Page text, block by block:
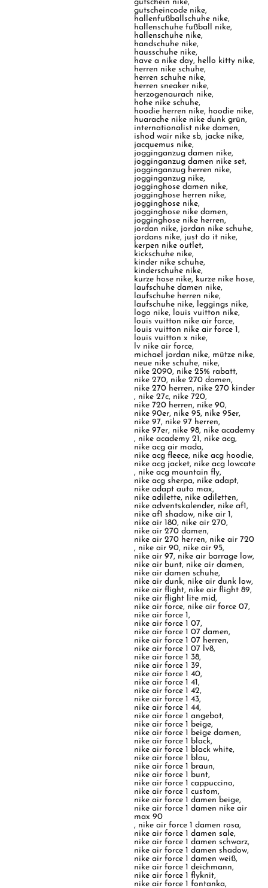
gutschein nike,
gutscheincode nike,
hallenfußballschuhe nike,
hallenschuhe fußball nike,
hallenschuhe nike,
handschuhe nike,
hausschuhe nike,
have a nike day, hello kitty nike,
herren nike schuhe,
herren schuhe nike,
herren sneaker nike,
herzogenaurach nike,
hohe nike schuhe,
hoodie herren nike, hoodie nike,
huarache nike nike dunk grün,
internationalist nike damen,
ishod wair nike sb, jacke nike,
jacquemus nike,
jogginganzug damen nike,
jogginganzug damen nike set,
jogginganzug herren nike,
jogginganzug nike,
jogginghose damen nike,
jogginghose herren nike,
jogginghose nike,
jogginghose nike damen,
jogginghose nike herren,
jordan nike, jordan nike schuhe,
jordans nike, just do it nike,
kerpen nike outlet,
kickschuhe nike,
kinder nike schuhe,
kinderschuhe nike,
kurze hose nike, kurze nike hose,
laufschuhe damen nike,
laufschuhe herren nike,
laufschuhe nike, leggings nike,
logo nike, louis vuitton nike,
louis vuitton nike air force,
louis vuitton nike air force 1,
louis vuitton x nike,
lv nike air force,
michael jordan nike, mütze nike,
neue nike schuhe, nike,
nike 2090, nike 25% rabatt,
nike 270, nike 270 damen,
nike 270 herren, nike 270 kinder
, nike 27c, nike 720,
nike 720 herren, nike 90,
nike 90er, nike 95, nike 95er,
nike 97, nike 97 herren,
nike 97er, nike 98, nike academy
, nike academy 21, nike acg,
nike acg air mada,
nike acg fleece, nike acg hoodie,
nike acg jacket, nike acg lowcate
, nike acg mountain fly,
nike acg sherpa, nike adapt,
nike adapt auto max,
nike adilette, nike adiletten,
nike adventskalender, nike af1,
nike af1 shadow, nike air 1,
nike air 180, nike air 270,
nike air 270 damen,
nike air 270 herren, nike air 720
, nike air 90, nike air 95,
nike air 97, nike air barrage low,
nike air bunt, nike air damen,
nike air damen schuhe,
nike air dunk, nike air dunk low,
nike air flight, nike air flight 89,
nike air flight lite mid,
nike air force, nike air force 07,
nike air force 1,
nike air force 1 07,
nike air force 1 07 damen,
nike air force 1 07 herren,
nike air force 1 07 lv8,
nike air force 1 38,
nike air force 1 39,
nike air force 1 40,
nike air force 1 41,
nike air force 1 42,
nike air force 1 43,
nike air force 1 44,
nike air force 1 angebot,
nike air force 1 beige,
nike air force 1 beige damen,
nike air force 1 black,
nike air force 1 black white,
nike air force 1 blau,
nike air force 1 braun,
nike air force 1 bunt,
nike air force 1 cappuccino,
nike air force 1 custom,
nike air force 1 damen beige,
nike air force 1 damen nike air
max 90
, nike air force 1 damen rosa,
nike air force 1 damen sale,
nike air force 1 damen schwarz,
nike air force 1 damen shadow,
nike air force 1 damen weiß,
nike air force 1 deichmann,
nike air force 1 flyknit,
nike air force 1 fontanka,